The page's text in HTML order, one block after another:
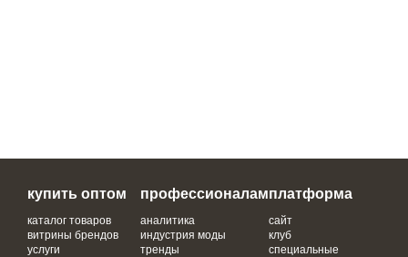
купить оптом
каталог товаров
витрины брендов
услуги
профессионалам
аналитика
индустрия моды
тренды
платформа
сайт
клуб
специальные